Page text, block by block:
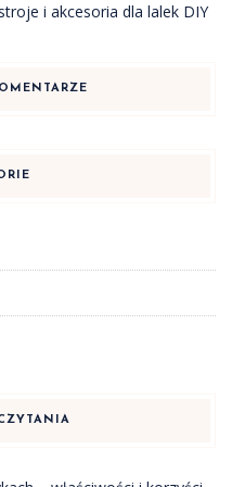
i akcesoria dla lalek DIY